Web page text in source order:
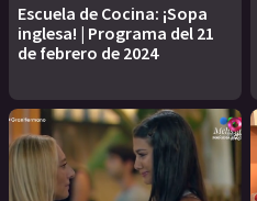
Escuela de Cocina: ¡Sopa
inglesa! | Programa del 21
de febrero de 2024